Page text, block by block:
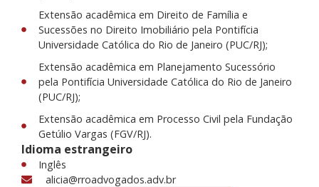
Extensão acadêmica em Direito de Família e
Sucessões no Direito Imobiliário pela Pontifícia
Universidade Católica do Rio de Janeiro (PUC/RJ);
Extensão acadêmica em Planejamento Sucessório
pela Pontifícia Universidade Católica do Rio de Janeiro
(PUC/RJ);
Extensão acadêmica em Processo Civil pela Fundação
Getúlio Vargas (FGV/RJ).
Idioma estrangeiro
Inglês
alicia@rroadvogados.adv.br